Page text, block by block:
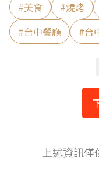
#美食 #燒烤
#台中餐廳 #台
上述資訊